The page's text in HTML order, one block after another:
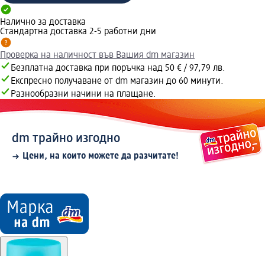
Налично за доставка
Стандартна доставка 2-5 работни дни
Проверка на наличност във Вашия dm магазин
Безплатна доставка при поръчка над 50 € / 97,79 лв.
Експресно получаване от dm магазин до 60 минути.
Разнообразни начини на плащане.
dm трайно изгодно
Цени, на които можете да разчитате!